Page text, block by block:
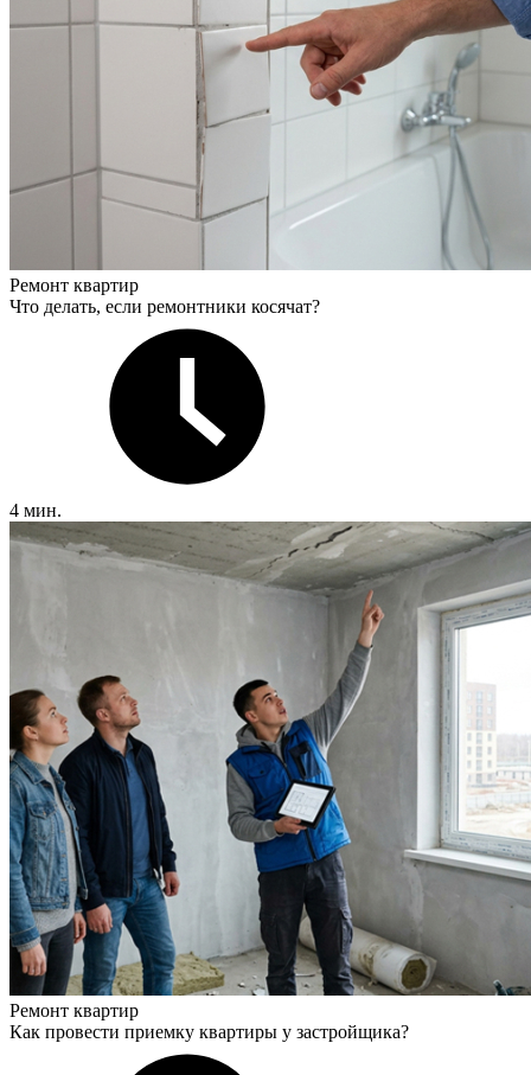
Ремонт квартир
Что делать, если ремонтники косячат?
4 мин.
Ремонт квартир
Как провести приемку квартиры у застройщика?